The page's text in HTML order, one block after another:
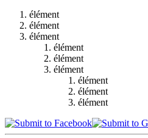
élément
élément
élément
élément
élément
élément
élément
élément
élément